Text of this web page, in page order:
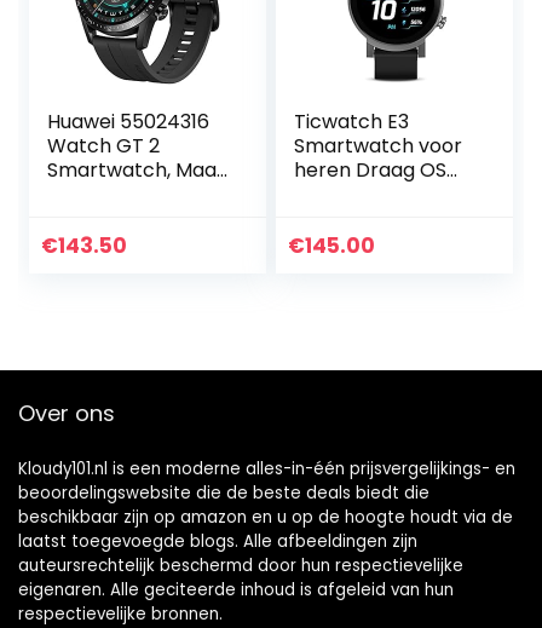
Huawei 55024316
Watch GT 2
Smartwatch, Maat:
Muziek Afspelen &
€143.50
Ticwatch E3
Smartwatch voor
heren Draag OS
Snapdragon Wear
Stressmanageme
€145.00
Over ons
Kloudy101.nl is een moderne alles-in-één prijsvergelijkings- en
beoordelingswebsite die de beste deals biedt die
beschikbaar zijn op amazon en u op de hoogte houdt via de
laatst toegevoegde blogs. Alle afbeeldingen zijn
auteursrechtelijk beschermd door hun respectievelijke
eigenaren. Alle geciteerde inhoud is afgeleid van hun
respectievelijke bronnen.